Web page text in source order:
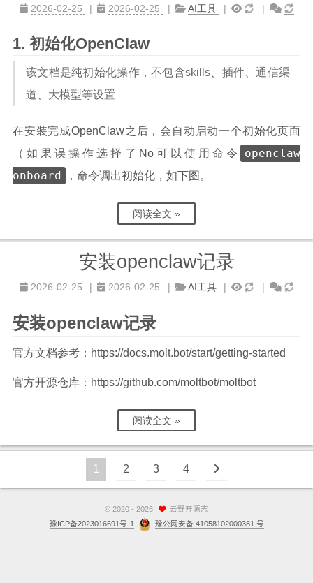
2026-02-25 2026-02-25 AI工具
初始化OpenClaw
该文档是纯初始化操作，不包含skills、插件、通信渠
道、大模型等设置
在安装完成OpenClaw之后，会自动启动一个初始化页面
（如果误操作选择了No可以使用命令
openclaw
onboard
，命令调出初始化，如下图。
阅读全文 »
安装openclaw记录
2026-02-25 2026-02-25 AI工具
安装openclaw记录
官方文档参考：https://docs.molt.bot/start/getting-started
官方开源仓库：https://github.com/moltbot/moltbot
阅读全文 »
1 2 3 4
© 2020 - 2026
云野开源志
豫ICP备2023016691号-1
豫公网安备 41058102000381 号